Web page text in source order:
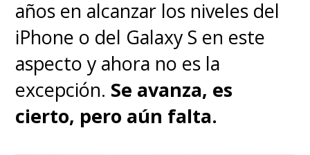
Además, el modo de uso semi
plegado es práctico parafotos
de familia, selfies grupales o
tomas nocturnas donde
apoyar el teléfono marca la
años en alcanzar los niveles del
iPhone o del Galaxy S en este
aspecto y ahora no es la
excepción. Se avanza, es
cierto, pero aún falta.